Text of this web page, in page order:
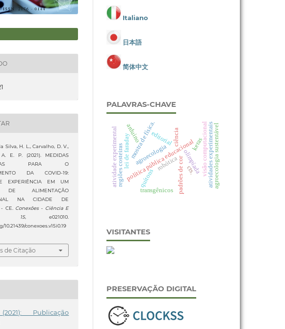
Silva, H. L., Carvalho, D. V.,
E. P. (2021). MEDIDAS
PARA O
DA COVID-19:
EXPERIÊNCIA EM UM
DE ALIMENTAÇÃO
NA CIDADE DE
- CE. Conexões - Ciência E
15, e021010.
10.21439/conexoes.v15i0.19
de Citação
Publicação
Italiano
日本語
简体中文
PALAVRAS-CHAVE
editorial
olimpíada
política pública educacional
padrões de cor
quítons
regiões costeiras robótica visão computacional
keras
mostra de física.
transgênicos
cts.
agroecologia atividades experimentais
lei de faraday
atividade experimental ciência agroecologia sustentável
arduino
VISITANTES
PRESERVAÇÃO DIGITAL